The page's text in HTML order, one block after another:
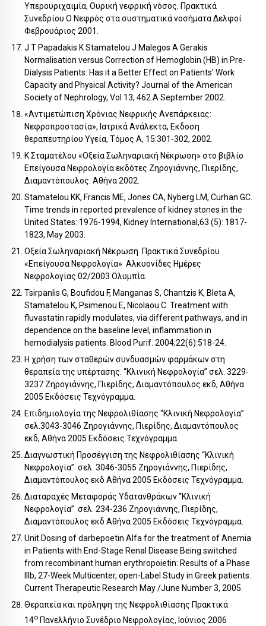
Υπερουριχαιμία, Ουρική νεφρική νόσος. Πρακτικά
Συνεδρίου Ο Νεφρός στα συστηματικά νοσήματα Δελφοί
Φεβρουάριος 2001.
J T Papadakis K Stamatelou J Malegos A Gerakis
Normalisation versus Correction of Hemoglobin (HB) in Pre-
Dialysis Patients: Has it a Better Effect on Patients’ Work
Capacity and Physical Activity? Journal of the American
Society of Nephrology, Vol 13; 462 A September 2002.
«Αντιμετώπιση Χρόνιας Νεφρικής Ανεπάρκειας:
Νεφροπροστασία», Ιατρικά Ανάλεκτα, Εκδοση
θεραπευτηρίου Υγεία, Τόμος Α, 15:301-302, 2002.
Κ Σταματέλου «Οξεία Σωληναριακή Νέκρωση» στο βιβλίο
Επείγουσα Νεφρολογία εκδότες Ζηρογιάννης, Πιερίδης,
Διαμαντόπουλος. Αθήνα 2002.
Stamatelou KK, Francis ME, Jones CA, Nyberg LM, Curhan GC.
Time trends in reported prevalence of kidney stones in the
United States: 1976-1994, Kidney International,63 (5): 1817-
1823, May 2003.
Οξεία Σωληναριακή Νέκρωση Πρακτικά Συνεδρίου
«Επείγουσα Νεφρολογία» Αλκυονίδες Ημέρες
Νεφρολογίας 02/2003 Ολυμπία.
Tsirpanlis G, Boufidou F, Manganas S, Chantzis K, Bleta A,
Stamatelou K, Psimenou E, Nicolaou C. Treatment with
fluvastatin rapidly modulates, via different pathways, and in
dependence on the baseline level, inflammation in
hemodialysis patients. Blood Purif. 2004;22(6):518-24.
Η χρήση των σταθερών συνδυασμών φαρμάκων στη
θεραπεία της υπέρτασης. “Κλινική Νεφρολογία” σελ. 3229-
3237 Ζηρογιάννης, Πιερίδης, Διαμαντόπουλος εκδ, Αθήνα
2005 Εκδόσεις Τεχνόγραμμα.
Επιδημιολογία της Νεφρολιθίασης “Κλινική Νεφρολογία”
σελ.3043-3046 Ζηρογιάννης, Πιερίδης, Διαμαντόπουλος
εκδ, Αθήνα 2005 Εκδόσεις Τεχνόγραμμα.
Διαγνωστική Προσέγγιση της Νεφρολιθίασης “Κλινική
Νεφρολογία” σελ. 3046-3055 Ζηρογιάννης, Πιερίδης,
Διαμαντόπουλος εκδ Αθήνα 2005 Εκδόσεις Τεχνόγραμμα.
Διαταραχές Μεταφοράς Υδατανθράκων “Κλινική
Νεφρολογία” σελ. 234-236 Ζηρογιάννης, Πιερίδης,
Διαμαντόπουλος εκδ Αθήνα 2005 Εκδόσεις Τεχνόγραμμα.
Unit Dosing of darbepoetin Alfa for the treatment of Anemia
in Patients with End-Stage Renal Disease Being switched
from recombinant human erythropoietin: Results of a Phase
IIIb, 27-Week Multicenter, open-Label Study in Greek patients.
Current Therapeutic Research May /June Number 3, 2005.
Θεραπεία και πρόληψη της Νεφρολιθίασης Πρακτικά
14ο Πανελλήνιο Συνέδριο Νεφρολογίας, Ιούνιος 2006